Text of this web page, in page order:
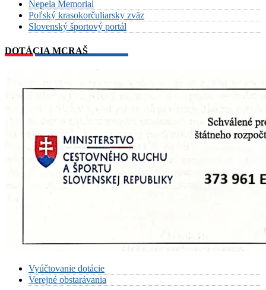
Nepela Memorial
Poľský krasokorčuliarsky zväz
Slovenský športový portál
DOTÁCIA MCRAŠ
Vyúčtovanie dotácie
Verejné obstarávania